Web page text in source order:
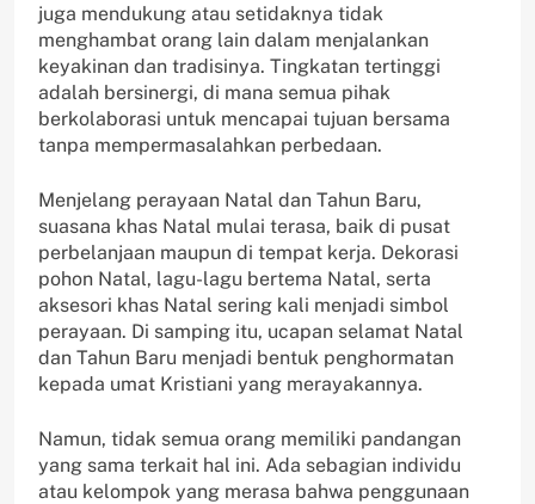
juga mendukung atau setidaknya tidak
menghambat orang lain dalam menjalankan
keyakinan dan tradisinya. Tingkatan tertinggi
adalah bersinergi, di mana semua pihak
berkolaborasi untuk mencapai tujuan bersama
tanpa mempermasalahkan perbedaan.
Menjelang perayaan Natal dan Tahun Baru,
suasana khas Natal mulai terasa, baik di pusat
perbelanjaan maupun di tempat kerja. Dekorasi
pohon Natal, lagu-lagu bertema Natal, serta
aksesori khas Natal sering kali menjadi simbol
perayaan. Di samping itu, ucapan selamat Natal
dan Tahun Baru menjadi bentuk penghormatan
kepada umat Kristiani yang merayakannya.
Namun, tidak semua orang memiliki pandangan
yang sama terkait hal ini. Ada sebagian individu
atau kelompok yang merasa bahwa penggunaan